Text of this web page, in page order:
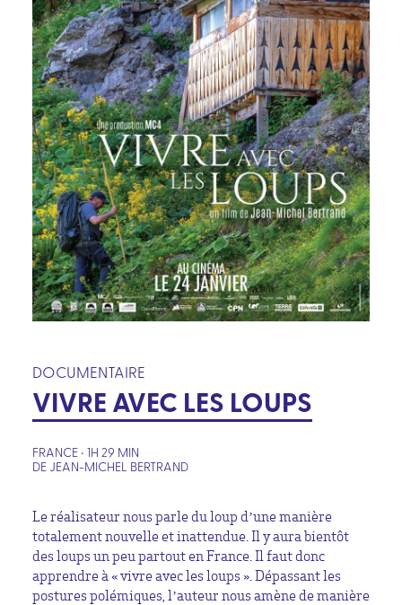
DOCUMENTAIRE
VIVRE AVEC LES LOUPS
FRANCE • 1H 29 MIN
DE JEAN-MICHEL BERTRAND
Le réalisateur nous parle du loup d’une manière
totalement nouvelle et inattendue. Il y aura bientôt
des loups un peu partout en France. Il faut donc
apprendre à « vivre avec les loups ». Dépassant les
postures polémiques, l’auteur nous amène de manière